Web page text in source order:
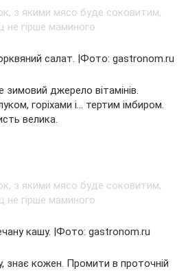
салат. |Фото: gastronom.ru
джерело вітамінів.
горіхами і… тертим імбиром.
велика.
кашу. |Фото: gastronom.ru
знає кожен. Промити в проточній